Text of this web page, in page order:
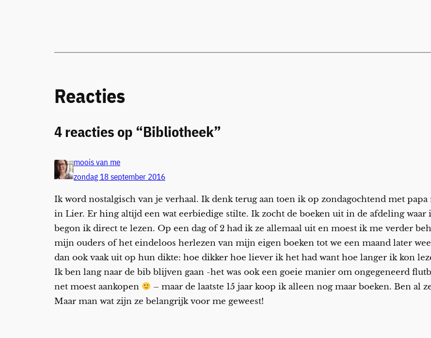
Reacties
4 reacties op “Bibliotheek”
moois van me
zondag 18 september 2016
Ik word nostalgisch van je verhaal. Ik denk terug aan toen ik op zondagochtend met
in Lier. Er hing altijd een wat eerbiedige stilte. Ik zocht de boeken uit in de afdeling
begon ik direct te lezen. Op een dag of 2 had ik ze allemaal uit en moest ik me verder
mijn ouders of het eindeloos herlezen van mijn eigen boeken tot we een maand later
dan ook vaak uit op hun dikte: hoe dikker hoe liever ik het had want hoe langer ik kon
Ik ben lang naar de bib blijven gaan -het was ook een goeie manier om ongegeneerd
net moest aankopen
– maar de laatste 15 jaar koop ik alleen nog maar boeken. Ben al
Maar man wat zijn ze belangrijk voor me geweest!